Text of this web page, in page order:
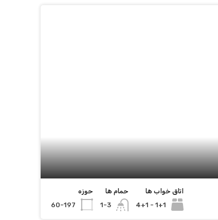
اتاق خواب ها
1+1 - 4+1
حمام ها
1-3
حوزه
60-197